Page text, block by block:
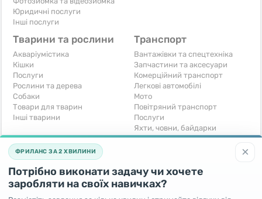
Юридичні послуги
Інші послуги
Тварини та рослини
Акваріумістика
Кішки
Послуги
Рослини та дерева
Собаки
Товари для тварин
Інші тварини
Транспорт
Вантажівки та спецтехніка
Запчастини та аксесуари
Комерційний транспорт
Легкові автомобілі
Мото
Повітряний транспорт
Послуги
Яхти, човни, байдарки
Інші транспортні засоби
Хобі та відпочинок
Книги та журнали
Музичні інструменти
Полювання та рибальство
Готовий бізнес
Устаткування для бізнесу
×
ФРИЛАНС ЗА 2 ХВИЛИНИ
Потрібно виконати задачу чи хочете
заробляти на своїх навичках?